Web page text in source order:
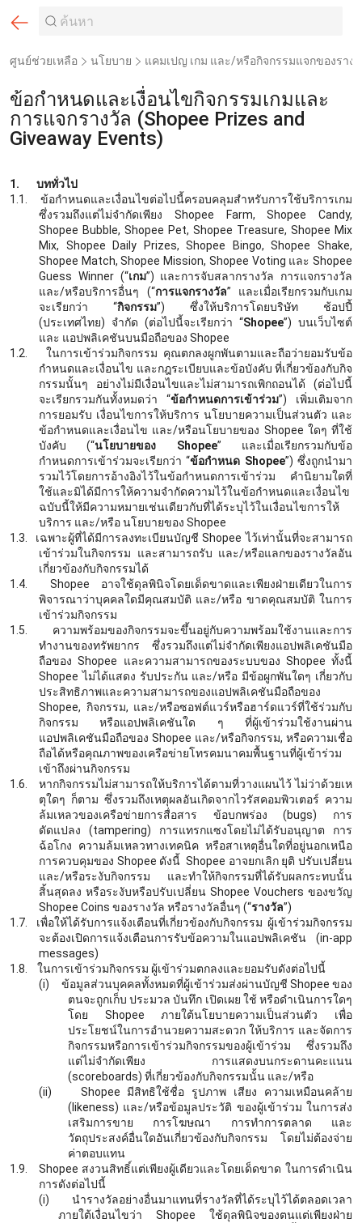
ศูนย์ช่วยเหลือ นโยบาย แคมเปญ เกม และ/หรือกิจกรรมแจกของราง
ข้อกำหนดและเงื่อนไขกิจกรรมเกมและ
การแจกรางวัล (Shopee Prizes and
Giveaway Events)
1.
บททั่วไป
1.1. ข้อกำหนดและเงื่อนไขต่อไปนี้ครอบคลุมสำหรับการใช้บริการเกม
ซึ่งรวมถึงแต่ไม่จำกัดเพียง Shopee Farm, Shopee Candy,
Shopee Bubble, Shopee Pet, Shopee Treasure, Shopee Mix
Mix, Shopee Daily Prizes, Shopee Bingo, Shopee Shake,
Shopee Match, Shopee Mission, Shopee Voting และ Shopee
Guess Winner (“เกม”) และการจับสลากรางวัล การแจกรางวัล
และ/หรือบริการอื่นๆ (“การแจกรางวัล” และเมื่อเรียกรวมกับเกม
จะเรียกว่า “กิจกรรม”) ซึ่งให้บริการโดยบริษัท ช้อปปี้
(ประเทศไทย) จำกัด (ต่อไปนี้จะเรียกว่า “Shopee”) บนเว็บไซต์
และ แอปพลิเคชันบนมือถือของ Shopee
1.2.
ในการเข้าร่วมกิจกรรม คุณตกลงผูกพันตามและถือว่ายอมรับข้อ
กำหนดและเงื่อนไข และกฎระเบียบและข้อบังคับ ที่เกี่ยวข้องกับกิจ
กรรมนั้นๆ อย่างไม่มีเงื่อนไขและไม่สามารถเพิกถอนได้ (ต่อไปนี้
จะเรียกรวมกันทั้งหมดว่า “ข้อกำหนดการเข้าร่วม”) เพิ่มเติมจาก
การยอมรับ เงื่อนไขการให้บริการ นโยบายความเป็นส่วนตัว และ
ข้อกำหนดและเงื่อนไข และ/หรือนโยบายของ Shopee ใดๆ ที่ใช้
บังคับ (“นโยบายของ Shopee” และเมื่อเรียกรวมกับข้อ
กำหนดการเข้าร่วมจะเรียกว่า “ข้อกำหนด Shopee”) ซึ่งถูกนำมา
รวมไว้โดยการอ้างอิงไว้ในข้อกำหนดการเข้าร่วม คำนิยามใดที่
ใช้และมิได้มีการให้ความจำกัดความไว้ในข้อกำหนดและเงื่อนไข
ฉบับนี้ให้มีความหมายเช่นเดียวกับที่ได้ระบุไว้ในเงื่อนไขการให้
บริการ และ/หรือ นโยบายของ Shopee
1.3.
เฉพาะผู้ที่ได้มีการลงทะเบียนบัญชี Shopee ไว้เท่านั้นที่จะสามารถ
เข้าร่วมในกิจกรรม และสามารถรับ และ/หรือแลกของรางวัลอัน
เกี่ยวข้องกับกิจกรรมได้
1.4.
Shopee อาจใช้ดุลพินิจโดยเด็ดขาดและเพียงฝ่ายเดียวในการ
พิจารณาว่าบุคคลใดมีคุณสมบัติ และ/หรือ ขาดคุณสมบัติ ในการ
เข้าร่วมกิจกรรม
1.5.
ความพร้อมของกิจกรรมจะขึ้นอยู่กับความพร้อมใช้งานและการ
ทำงานของทรัพยากร ซึ่งรวมถึงแต่ไม่จำกัดเพียงแอปพลิเคชันมือ
ถือของShopee และความสามารถของระบบของ Shopee ทั้งนี้
Shopee ไม่ได้แสดง รับประกัน และ/หรือ มีข้อผูกพันใดๆ เกี่ยวกับ
ประสิทธิภาพและความสามารถของแอปพลิเคชันมือถือของ
Shopee, กิจกรรม, และ/หรือซอฟต์แวร์หรือฮาร์ดแวร์ที่ใช้ร่วมกับ
กิจกรรม หรือแอปพลิเคชันใด ๆ ที่ผู้เข้าร่วมใช้งานผ่าน
แอปพลิเคชันมือถือของ Shopee และ/หรือกิจกรรม, หรือความเชื่อ
ถือได้หรือคุณภาพของเครือข่ายโทรคมนาคมพื้นฐานที่ผู้เข้าร่วม
เข้าถึงผ่านกิจกรรม
1.6.
หากกิจกรรมไม่สามารถให้บริการได้ตามที่วางแผนไว้ ไม่ว่าด้วยเห
ตุใดๆ ก็ตาม ซึ่งรวมถึงเหตุผลอันเกิดจากไวรัสคอมพิวเตอร์ ความ
ล้มเหลวของเครือข่ายการสื่อสาร ข้อบกพร่อง (bugs) การ
ดัดแปลง (tampering) การแทรกแซงโดยไม่ได้รับอนุญาต การ
ฉ้อโกง ความล้มเหลวทางเทคนิค หรือสาเหตุอื่นใดที่อยู่นอกเหนือ
การควบคุมของ Shopee ดังนี้ Shopee อาจยกเลิก ยุติ ปรับเปลี่ยน
และ/หรือระงับกิจกรรม และทำให้กิจกรรมที่ได้รับผลกระทบนั้น
สิ้นสุดลง หรือระงับหรือปรับเปลี่ยน Shopee Vouchers ของขวัญ
Shopee Coins ของรางวัล หรือรางวัลอื่นๆ (“รางวัล”)
1.7.
เพื่อให้ได้รับการแจ้งเตือนที่เกี่ยวข้องกับกิจกรรม ผู้เข้าร่วมกิจกรรม
จะต้องเปิดการแจ้งเตือนการรับข้อความในแอปพลิเคชัน (in-app
messages)
1.8.
ในการเข้าร่วมกิจกรรม ผู้เข้าร่วมตกลงและยอมรับดังต่อไปนี้
(i)
ข้อมูลส่วนบุคคลทั้งหมดที่ผู้เข้าร่วมส่งผ่านบัญชี Shopee ของ
ตนจะถูกเก็บ ประมวล บันทึก เปิดเผย ใช้ หรือดำเนินการใดๆ
โดย Shopee ภายใต้นโยบายความเป็นส่วนตัว เพื่อ
ประโยชน์ในการอำนวยความสะดวก ให้บริการ และจัดการ
กิจกรรมหรือการเข้าร่วมกิจกรรมของผู้เข้าร่วม ซึ่งรวมถึง
แต่ไม่จำกัดเพียง การแสดงบนกระดานคะแนน
(scoreboards) ที่เกี่ยวข้องกับกิจกรรมนั้น และ/หรือ
(ii)
Shopee มีสิทธิใช้ชื่อ รูปภาพ เสียง ความเหมือนคล้าย
(likeness) และ/หรือข้อมูลประวัติ ของผู้เข้าร่วม ในการส่ง
เสริมการขาย การโฆษณา การทำการตลาด และ
วัตถุประสงค์อื่นใดอันเกี่ยวข้องกับกิจกรรม โดยไม่ต้องจ่าย
ค่าตอบแทน
1.9.
Shopee สงวนสิทธิ์แต่เพียงผู้เดียวและโดยเด็ดขาด ในการดำเนิน
การดังต่อไปนี้
(i)
นำรางวัลอย่างอื่นมาแทนที่รางวัลที่ได้ระบุไว้ได้ตลอดเวลา
ภายใต้เงื่อนไขว่า Shopee ใช้ดุลพินิจของตนแต่เพียงฝ่าย